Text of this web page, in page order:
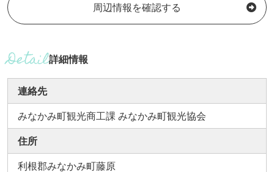
周辺情報を確認する
詳細情報
連絡先
みなかみ町観光商工課 みなかみ町観光協会
住所
利根郡みなかみ町藤原